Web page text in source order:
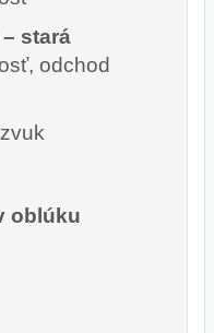
stará
odchod
oblúku